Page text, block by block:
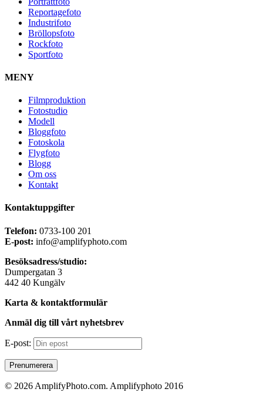
Reportagefoto
Industrifoto
Bröllopsfoto
Rockfoto
Sportfoto
MENY
Filmproduktion
Fotostudio
Modell
Bloggfoto
Fotoskola
Flygfoto
Blogg
Om oss
Kontakt
Kontaktuppgifter
Telefon: 0733-100 201
E-post: info@amplifyphoto.com
Besöksadress/studio:
Dumpergatan 3
442 40 Kungälv
Karta & kontaktformulär
Anmäl dig till vårt nyhetsbrev
E-post:
© 2026 AmplifyPhoto.com. Amplifyphoto 2016